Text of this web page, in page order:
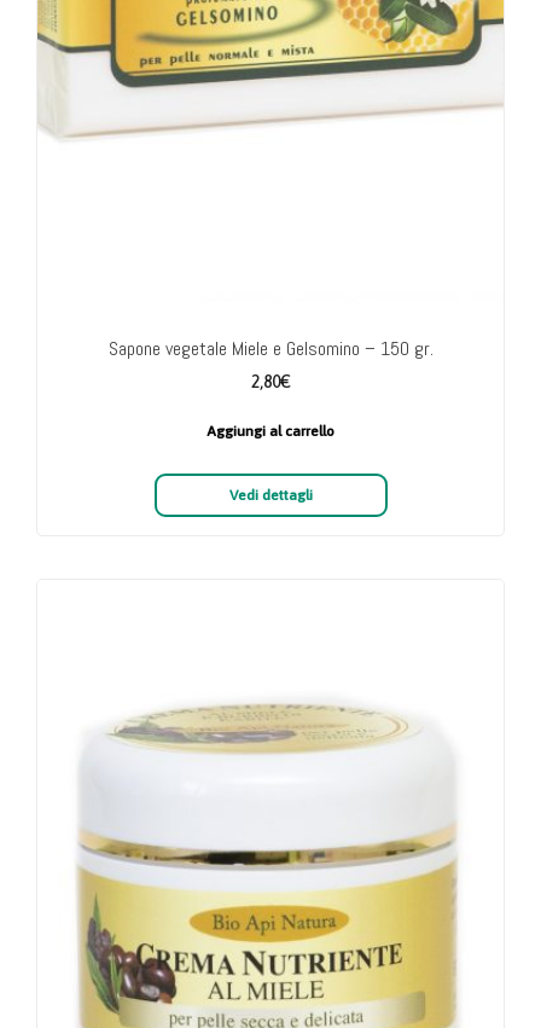
Sapone vegetale Miele e Gelsomino – 150 gr.
2,80€
Aggiungi al carrello
Vedi dettagli